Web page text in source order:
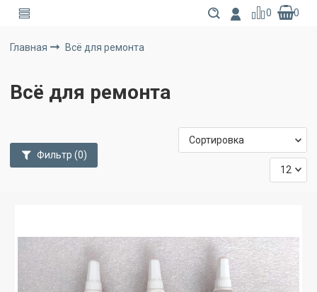
0 0
Главная Всё для ремонта
Всё для ремонта
Фильтр (0)